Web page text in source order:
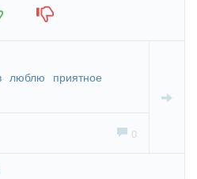
люблю приятное
0